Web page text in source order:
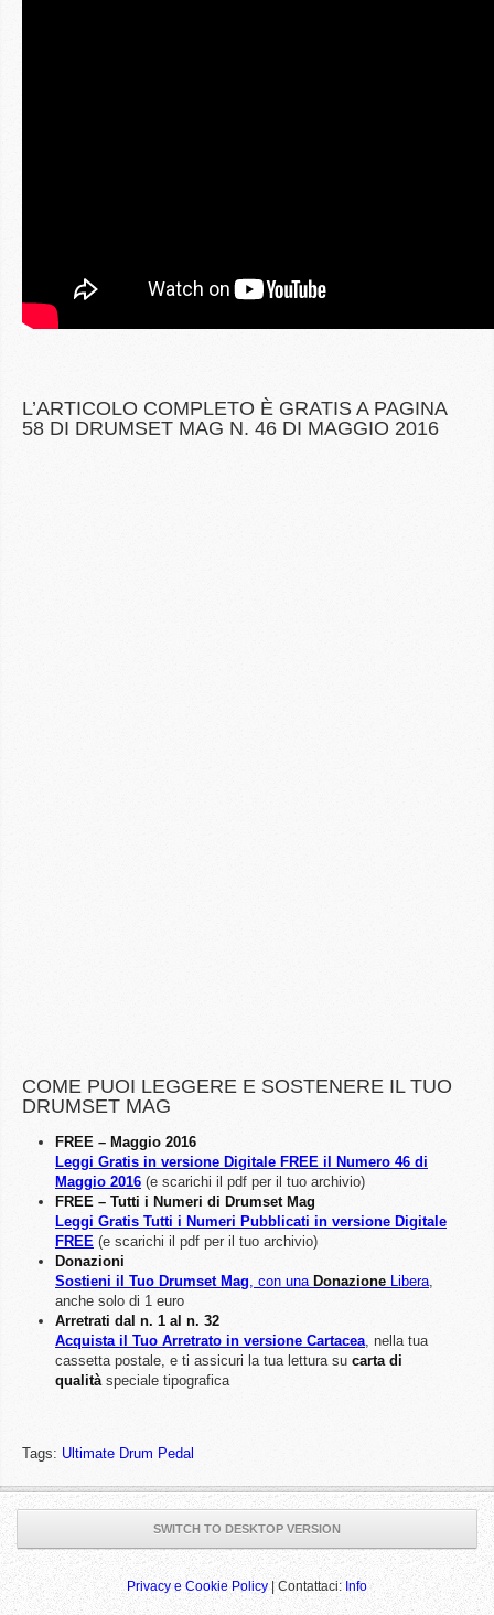
L’ARTICOLO COMPLETO È GRATIS A PAGINA
58 DI DRUMSET MAG N. 46 DI MAGGIO 2016
COME PUOI LEGGERE E SOSTENERE IL TUO
DRUMSET MAG
FREE – Maggio 2016
Leggi Gratis in versione Digitale FREE il Numero 46 di
Maggio 2016 (e scarichi il pdf per il tuo archivio)
FREE – Tutti i Numeri di Drumset Mag
Leggi Gratis Tutti i Numeri Pubblicati in versione Digitale
FREE (e scarichi il pdf per il tuo archivio)
Donazioni
Sostieni il Tuo Drumset Mag, con una Donazione Libera,
anche solo di 1 euro
Arretrati dal n. 1 al n. 32
Acquista il Tuo Arretrato in versione Cartacea, nella tua
cassetta postale, e ti assicuri la tua lettura su carta di
qualitàspeciale tipografica
Tags: Ultimate Drum Pedal
SWITCH TO DESKTOP VERSION
Privacy e Cookie Policy| Contattaci: Info